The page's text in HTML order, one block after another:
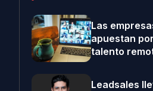
Las
apuestan
talento
Leadsales